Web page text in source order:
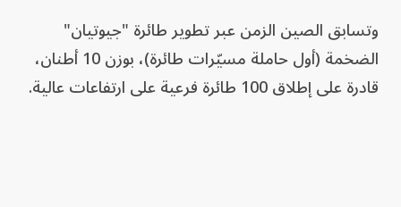
وتسابق الصين الزمن عبر تطوير طائرة "جيوتيان"
الضخمة (أول حاملة مسيّرات طائرة)، بوزن 10 أطنان،
قادرة على إطلاق 100 طائرة فرعية على ارتفاعات عالية.